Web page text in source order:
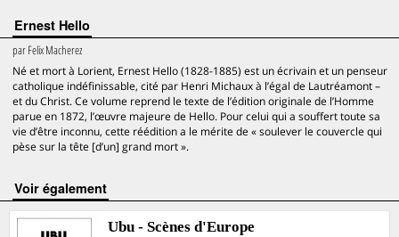
Ernest Hello
parFelix Macherez
Né et mort à Lorient, Ernest Hello (1828-1885) est un écrivain et un penseur
catholique indéfinissable, cité par Henri Michaux à l’égal de Lautréamont –
et du Christ. Ce volume reprend le texte de l’édition originale de l’Homme
parue en 1872, l’œuvre majeure de Hello. Pour celui qui a souffert toute sa
vie d’être inconnu, cette réédition a le mérite de « soulever le couvercle qui
pèse sur la tête [d’un] grand mort ».
voir également
Ubu - Scènes d'Europe